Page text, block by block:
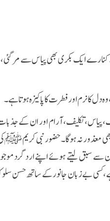
ایک بکری بھی پیاس سے مر گئی،
کا نرم اور فطرت کا پاکیزہ ہوتا ہے۔
پیاس، تکلیف، آرام اور ان کے
بھی معذور نہ ہوگا۔ حضور نبی کریم
سبق لیتے ہوئے اپنے اردگرد
کسی بے زبان جانور کے ساتھ حسن